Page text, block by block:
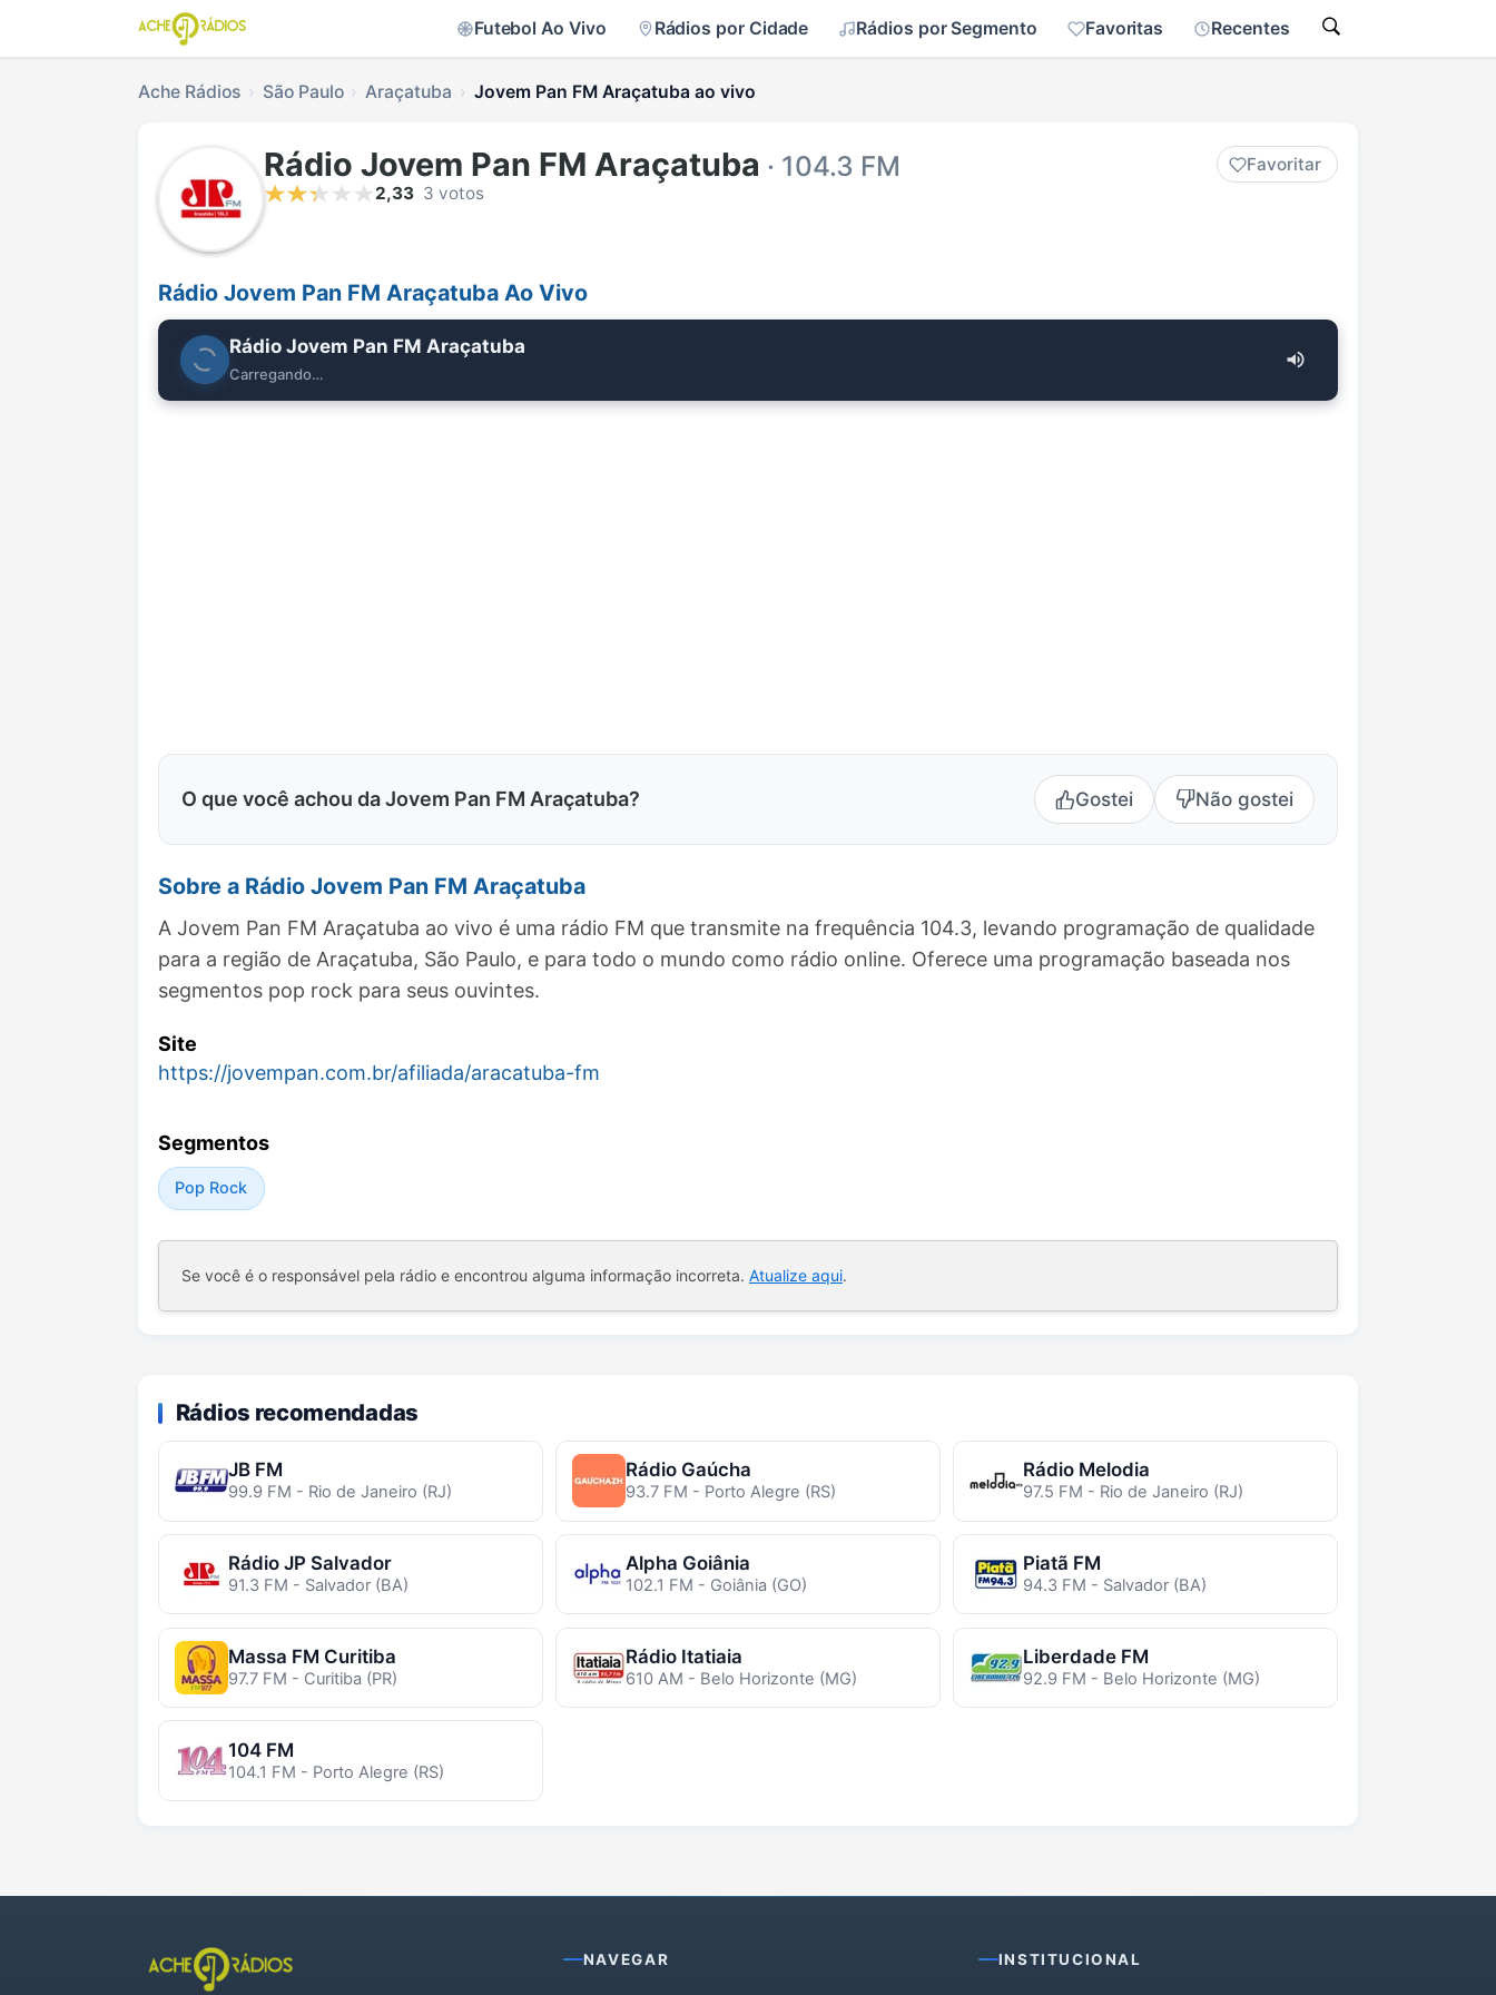
Futebol Ao Vivo Rádios por Cidade Rádios por Segmento Favoritas Recentes
Ache Rádios São Paulo Araçatuba Jovem Pan FM Araçatuba ao vivo
Rádio Jovem Pan FM Araçatuba · 104.3 FM
Favoritar
2,33 3 votos
Rádio Jovem Pan FM Araçatuba Ao Vivo
Rádio Jovem Pan FM Araçatuba
Carregando…
O que você achou da Jovem Pan FM Araçatuba? Gostei Não gostei
Sobre a Rádio Jovem Pan FM Araçatuba
A Jovem Pan FM Araçatuba ao vivo é uma rádio FM que transmite na frequência 104.3, levando programação de qualidade
para a região de Araçatuba, São Paulo, e para todo o mundo como rádio online. Oferece uma programação baseada nos
segmentos pop rock para seus ouvintes.
Site
https://jovempan.com.br/afiliada/aracatuba-fm
Segmentos
Pop Rock
Se você é o responsável pela rádio e encontrou alguma informação incorreta. Atualize aqui.
Rádios recomendadas
JB FM
99.9 FM - Rio de Janeiro (RJ)
Rádio Gaúcha
93.7 FM - Porto Alegre (RS)
Rádio Melodia
97.5 FM - Rio de Janeiro (RJ)
Rádio JP Salvador
91.3 FM - Salvador (BA)
Alpha Goiânia
102.1 FM - Goiânia (GO)
Piatã FM
94.3 FM - Salvador (BA)
Massa FM Curitiba
97.7 FM - Curitiba (PR)
Rádio Itatiaia
610 AM - Belo Horizonte (MG)
Liberdade FM
92.9 FM - Belo Horizonte (MG)
104 FM
104.1 FM - Porto Alegre (RS)
NAVEGAR INSTITUCIONAL